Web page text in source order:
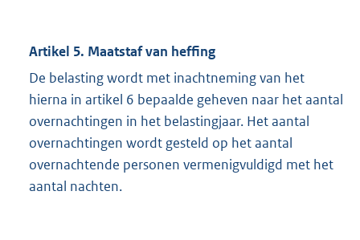
Artikel 5. Maatstaf van heffing
De belasting wordt met inachtneming van het
hierna in artikel 6 bepaalde geheven naar het aantal
overnachtingen in het belastingjaar. Het aantal
overnachtingen wordt gesteld op het aantal
overnachtende personen vermenigvuldigd met het
aantal nachten.